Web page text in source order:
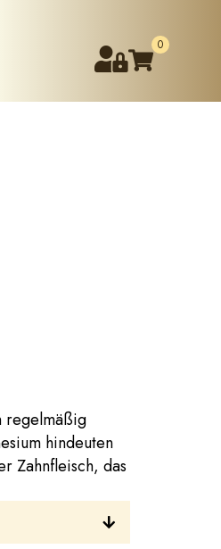
0
regelmäßig
hindeuten
Zahnfleisch, das